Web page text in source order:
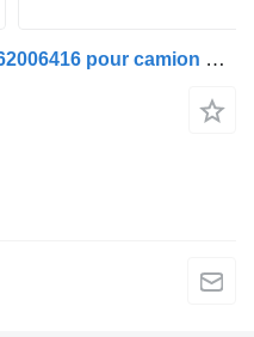
Boîtier de direction MAN 81462006416 pour camion MAN TG-A 2000>2007